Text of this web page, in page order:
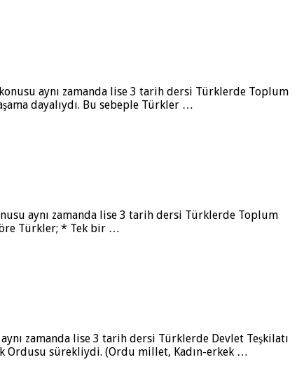
aynı zamanda lise 3 tarih dersi Türklerde Toplum
dayalıydı. Bu sebeple Türkler …
aynı zamanda lise 3 tarih dersi Türklerde Toplum
Türkler; * Tek bir …
zamanda lise 3 tarih dersi Türklerde Devlet Teşkilatı
Ordusu sürekliydi. (Ordu millet, Kadın-erkek …